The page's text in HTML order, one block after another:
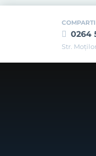
0264
Str.